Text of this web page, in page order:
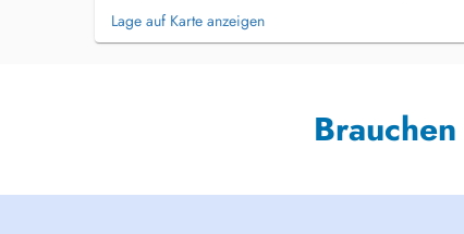
Lage auf Karte anzeigen